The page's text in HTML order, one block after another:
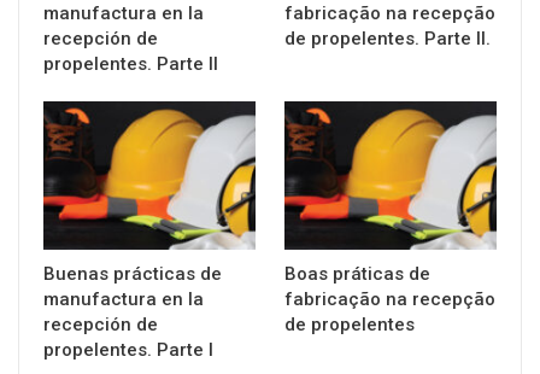
manufactura en la
recepción de
propelentes. Parte II
fabricação na recepção
de propelentes. Parte II.
Buenas prácticas de
manufactura en la
recepción de
propelentes. Parte I
Boas práticas de
fabricação na recepção
de propelentes